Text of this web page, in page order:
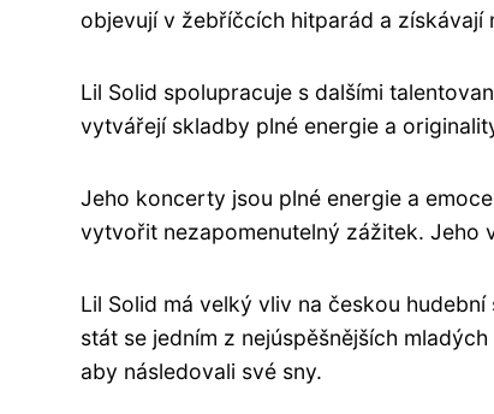
objevují v žebříčcích hitparád a získávají
Lil Solid spolupracuje s dalšími
vytvářejí skladby plné energie a
Jeho koncerty jsou plné energie a
vytvořit nezapomenutelný zážitek. Jeho
Lil Solid má velký vliv na českou
stát se jedním z nejúspěšnějších
aby následovali své sny.